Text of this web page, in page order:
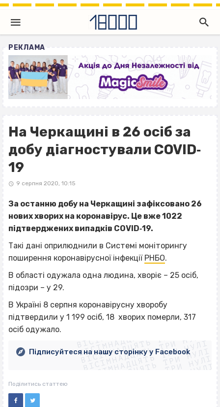
РЕКЛАМА
На Черкащині в 26 осіб за
добу діагностували COVID‐
19
9 серпня 2020, 10:15
За останню добу на Черкащині зафіксовано 26
нових хворих на коронавірус. Це вже 1022
підтверджених випадків COVID‐19.
Такі дані оприлюднили в Системі моніторингу
поширення коронавірусної інфекції РНБО.
В області одужала одна людина, хворіє – 25 осіб,
підозри – у 29.
В Україні 8 серпня коронавірусну хворобу
підтвердили у 1 199 осіб, 18 хворих померли, 317
осіб одужало.
ВІСІМНАДЦЯТЬ ТРИ НУЛІ
ВІСІМНАДЦЯТЬ ТРИ НУЛІ
ВІСІМНАДЦЯТЬ ТРИ НУЛІ
ВІСІМНАДЦЯТЬ ТРИ НУЛІ
ВІСІМНАДЦЯТЬ ТРИ НУЛІ
ВІСІМНАДЦЯТЬ ТРИ НУЛІ
ВІСІМНАДЦЯТЬ ТРИ НУЛІ
ВІСІМНАДЦЯТЬ ТРИ НУЛІ
Підписуйтеся на нашу сторінку у Facebook
Поділитись статтею